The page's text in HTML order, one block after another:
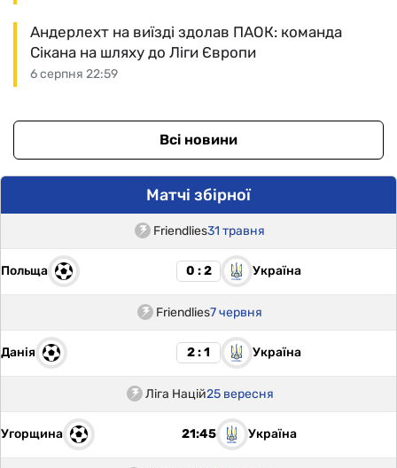
6 серпня 22:59
Андерлехт на виїзді здолав ПАОК: команда
Сікана на шляху до Ліги Європи
Всі новини
Матчі збірної
Friendlies31 травня
Польща 0 : 2 Україна
Friendlies7 червня
Данія 2 : 1 Україна
Ліга Націй25 вересня
Угорщина 21:45 Україна